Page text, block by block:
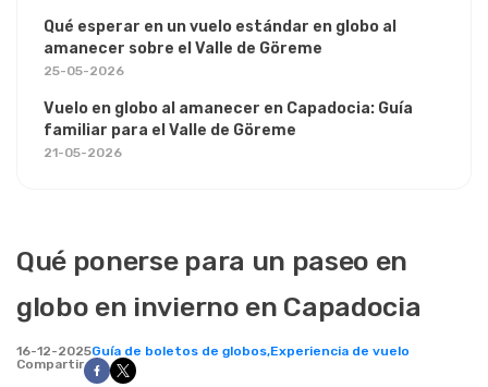
Qué ponerse para un paseo en
globo en invierno en Capadocia
16-12-2025Guía de boletos de globos,Experiencia de vuelo
Compartir
Qué esperar en un vuelo estándar en globo al
amanecer sobre el Valle de Göreme
25-05-2026
Vuelo en globo al amanecer en Capadocia: Guía
familiar para el Valle de Göreme
21-05-2026